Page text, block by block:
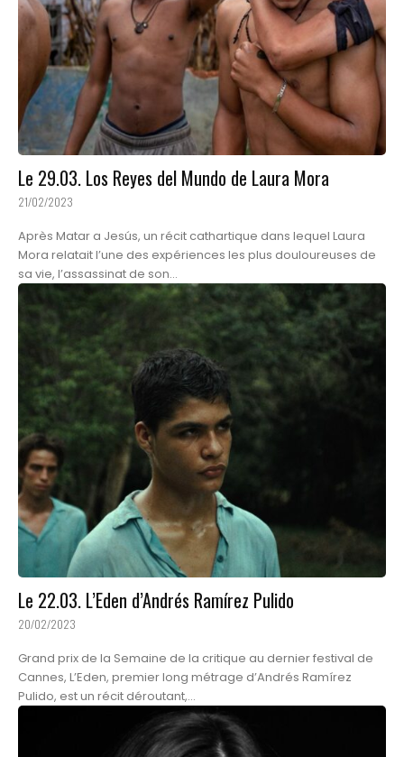
Le 29.03. Los Reyes del Mundo de Laura Mora
21/02/2023
Après Matar a Jesús, un récit cathartique dans lequel Laura
Mora relatait l’une des expériences les plus douloureuses de
sa vie, l’assassinat de son...
Le 22.03. L’Eden d’Andrés Ramírez Pulido
20/02/2023
Grand prix de la Semaine de la critique au dernier festival de
Cannes, L’Eden, premier long métrage d’Andrés Ramírez
Pulido, est un récit déroutant,...